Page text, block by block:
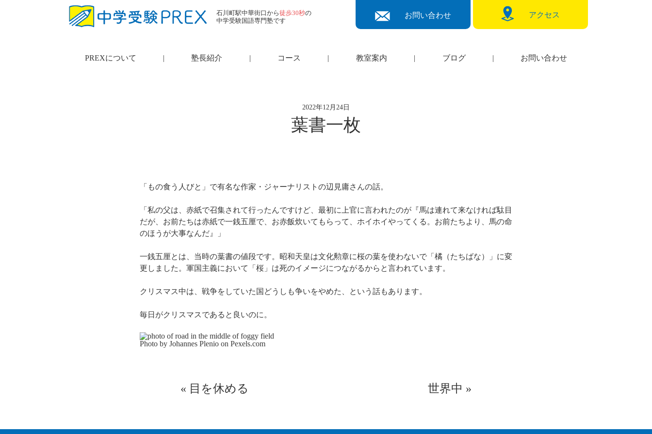
石川町駅中華街口から徒歩30秒の
中学受験国語専門塾です
お問い合わせ アクセス
PREXについて | 塾長紹介 | コース | 教室案内 | ブログ | お問い合わせ
2022年12月24日
葉書一枚
「もの食う人びと」で有名な作家・ジャーナリストの辺見庸さんの話。
「私の父は、赤紙で召集されて行ったんですけど、最初に上官に言われたのが『馬は連れて来なければ駄目
だが、お前たちは赤紙で一銭五厘で、お赤飯炊いてもらって、ホイホイやってくる。お前たちより、馬の命
のほうが大事なんだ』」
一銭五厘とは、当時の葉書の値段です。昭和天皇は文化勲章に桜の葉を使わないで「橘（たちばな）」に変
更しました。軍国主義において「桜」は死のイメージにつながるからと言われています。
クリスマス中は、戦争をしていた国どうしも争いをやめた、という話もあります。
毎日がクリスマスであると良いのに。
Photo by Johannes Plenio on Pexels.com
« 目を休める 世界中 »